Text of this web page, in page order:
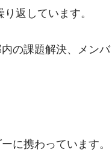
返しています。
の課題解決、メンバ
に携わっています。